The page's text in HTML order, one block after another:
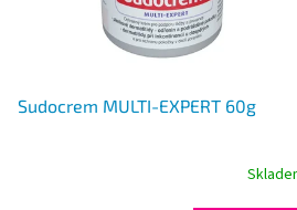
Sudocrem MULTI-EXPERT 60g